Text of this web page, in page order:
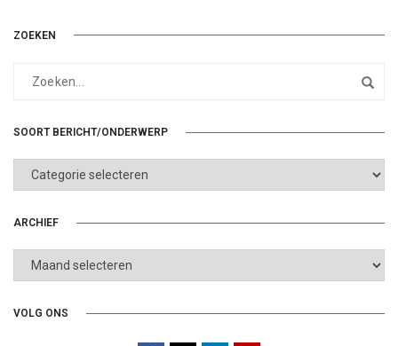
ZOEKEN
SOORT BERICHT/ONDERWERP
SOORT
BERICHT/ONDERWERP
ARCHIEF
ARCHIEF
VOLG ONS